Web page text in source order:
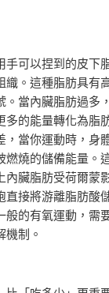
可以捏到的皮下
。這種脂肪具有
當內臟脂肪過多
的能量轉化為脂
當你運動時，身
燒的儲備能量。
臟脂肪受荷爾蒙
接將游離脂肪酸
的有氧運動，需
制。